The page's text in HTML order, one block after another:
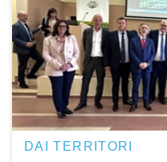
DAI TERRITORI